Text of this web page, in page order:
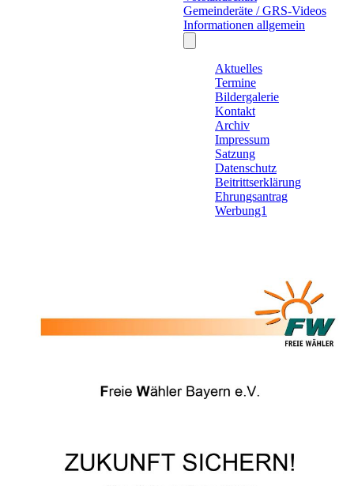
Gemeinderäte / GRS-Videos
Informationen allgemein
Aktuelles
Termine
Bildergalerie
Kontakt
Archiv
Impressum
Satzung
Datenschutz
Beitrittserklärung
Ehrungsantrag
Werbung1